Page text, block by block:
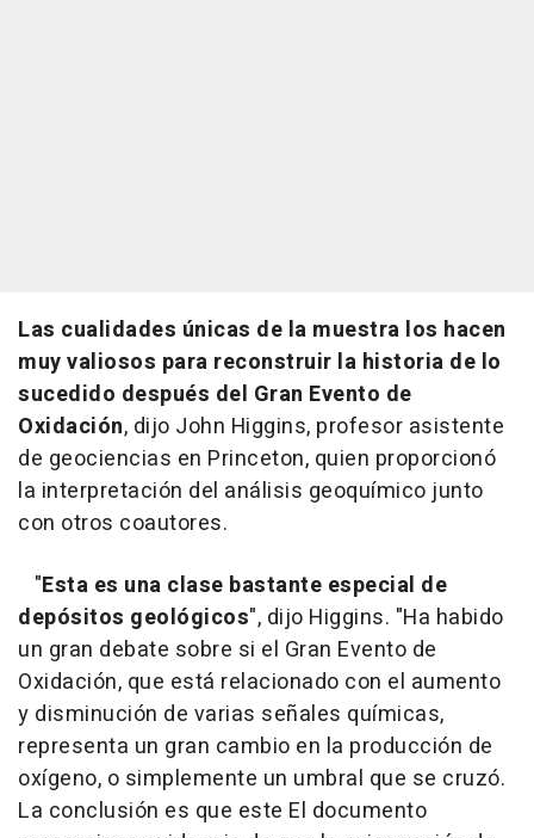
Las cualidades únicas de la muestra los hacen
muy valiosos para reconstruir la historia de lo
sucedido después del Gran Evento de
Oxidación, dijo John Higgins, profesor asistente
de geociencias en Princeton, quien proporcionó
la interpretación del análisis geoquímico junto
con otros coautores.
"Esta es una clase bastante especial de
depósitos geológicos", dijo Higgins. "Ha habido
un gran debate sobre si el Gran Evento de
Oxidación, que está relacionado con el aumento
y disminución de varias señales químicas,
representa un gran cambio en la producción de
oxígeno, o simplemente un umbral que se cruzó.
La conclusión es que este El documento